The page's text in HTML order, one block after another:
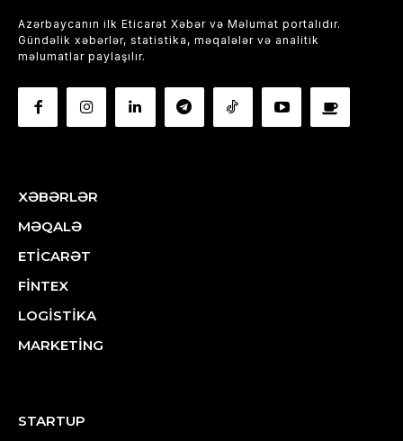
Azərbaycanın ilk Eticarət Xəbər və Məlumat portalıdır.
Gündəlik xəbərlər, statistika, məqalələr və analitik
məlumatlar paylaşılır.
XƏBƏRLƏR
MƏQALƏ
ETİCARƏT
FİNTEX
LOGİSTİKA
MARKETİNG
STARTUP